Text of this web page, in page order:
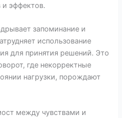
эффектов.
запоминание и
использование
для принятия решений. Это
где некорректные
нагрузки, порождают
между чувствами и